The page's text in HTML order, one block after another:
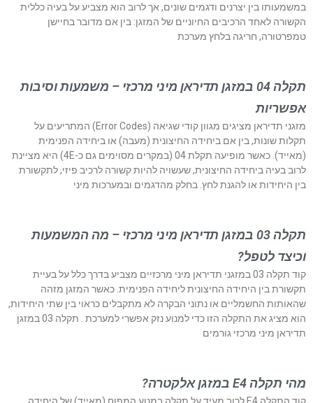
במשמעותו בין יצרנים ודגמים שונים, אך לרוב הוא מצביע על בעיה כללית
הקשורה לאחד הרכיבים החיוניים של המזגן: בין אם מדובר בחיישן
טמפרטורה, חריגה בלחץ מערכת
תקלה 04 במזגן תדיראן מיני מרכזי – משמעות וסיבות
אפשריות
מזגני תדיראן מציגים מגוון קודי שגיאה (Error Codes) המתריעים על
תקלות שונות, בין אם ביחידה החיצונית (מעבה) או ביחידה הפנימית
(מאייד). כאשר מופיעה תקלת 04 (במקרים מסוימים גם כ-4E) היא מציינת
לרוב בעיה ביחידה החיצונית, שעשויה להיות קשורה לרכיב פיזי, לתקשורת
בין היחידות או להגנת לחץ. בחלק מהדגמים ובמערכות מיני
תקלה 03 במזגן תדיראן מיני מרכזי – מה המשמעות
וכיצד לטפל?
קוד תקלה 03 במזגני תדיראן מיני מרכזיים מצביע בדרך כלל על בעיית
תקשורת בין היחידה החיצונית ליחידה הפנימית. כאשר המזגן מזהה
שהאותות החשמליים או נתוני הבקרה לא מתקבלים כראוי בין שתי היחידות,
הוא מציג את התקלה הזו כדי למנוע נזק אפשרי למערכת . תקלה 03 במזגן
תדיראן מיני מרכזי גורמים
מהי תקלה E4 במזגן אלקטרה?
קוד התקלה E4 לרוב מעיד על תקלה במנוע המפוח (מאייד) של היחידה